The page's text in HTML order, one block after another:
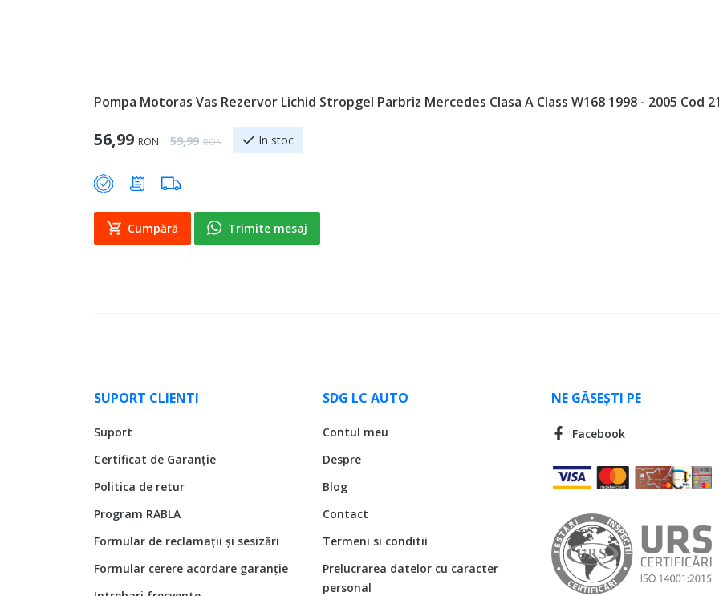
Pompa Motoras Vas Rezervor Lichid Stropgel Parbriz Mercedes Clasa A Class W168 1998 - 2005 Cod
Special Price
56,99 RON Regular Price
59,99 RON In stoc
Cumpără Trimite mesaj
SUPORT CLIENTI
Suport
Certificat de Garanție
Politica de retur
Program RABLA
Formular de reclamații și sesizări
Formular cerere acordare garanție
SDG LC AUTO
Contul meu
Despre
Blog
Contact
Termeni si conditii
Prelucrarea datelor cu caracter
personal
NE GĂSEȘTI PE
Facebook